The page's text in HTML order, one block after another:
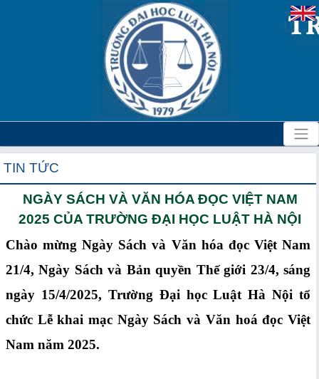
TIN TỨC
NGÀY SÁCH VÀ VĂN HÓA ĐỌC VIỆT NAM
2025 CỦA TRƯỜNG ĐẠI HỌC LUẬT HÀ NỘI
Chào mừng Ngày Sách và Văn hóa đọc Việt Nam
21/4, Ngày Sách và Bản quyền Thế giới 23/4, sáng
ngày 15/4/2025, Trường Đại học Luật Hà Nội tổ
chức Lễ khai mạc Ngày Sách và Văn hoá đọc Việt
Nam năm 2025.